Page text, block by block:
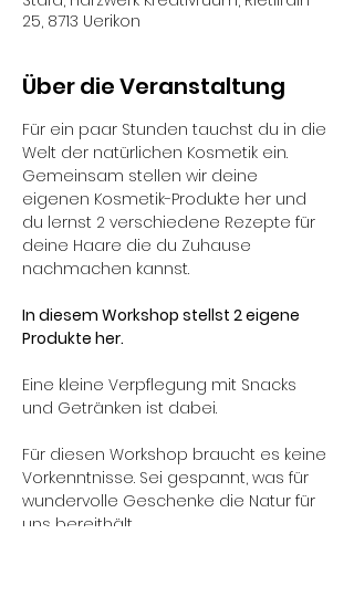
25, 8713 Uerikon
Über die Veranstaltung
Für ein paar Stunden tauchst du in die
Welt der natürlichen Kosmetik ein.
Gemeinsam stellen wir deine
eigenen Kosmetik-Produkte her und
du lernst 2 verschiedene Rezepte für
deine Haare die du Zuhause
nachmachen kannst.
In diesem Workshop stellst 2 eigene
Produkte her.
Eine kleine Verpflegung mit Snacks
und Getränken ist dabei.
Für diesen Workshop braucht es keine
Vorkenntnisse. Sei gespannt, was für
wundervolle Geschenke die Natur für
uns bereithält.